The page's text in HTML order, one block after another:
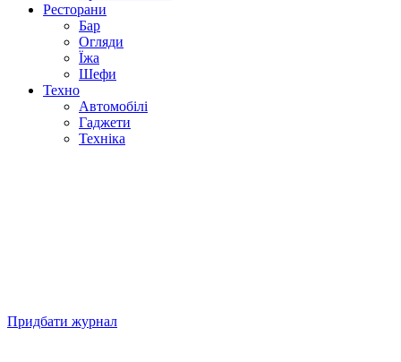
Ресторани
Бар
Огляди
Їжа
Шефи
Техно
Автомобілі
Гаджети
Техніка
Придбати журнал